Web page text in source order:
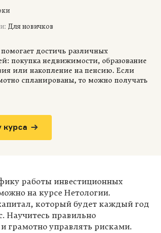
Для новичков
достичь различных
покупка недвижимости, образование
или накопление на пенсию. Если
спланированы, то можно получать
курса
работы инвестиционных
на курсе Нетологии.
который будет каждый год
Научитесь правильно
грамотно управлять рисками.